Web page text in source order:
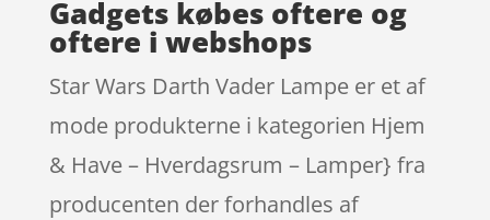
Gadgets købes oftere og
oftere i webshops
Star Wars Darth Vader Lampe er et af
mode produkterne i kategorien Hjem
& Have – Hverdagsrum – Lamper} fra
producenten der forhandles af